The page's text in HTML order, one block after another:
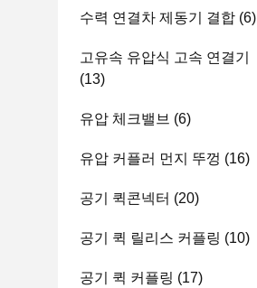
수력 연결차 제동기 결합 (6)
고유속 유압식 고속 연결기
(13)
유압 체크밸브 (6)
유압 커플러 먼지 뚜껑 (16)
공기 퀵콘넥터 (20)
공기 퀵 릴리스 커플링 (10)
공기 퀵 커플링 (17)